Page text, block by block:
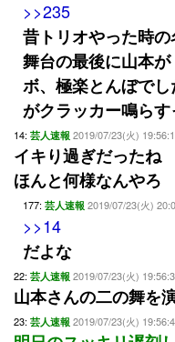
>>235
昔トリオやった時
舞台の最後に山本
ボ、極楽とんぼで
がクラッカー鳴ら
14: 芸人速報 2019/07/23(火)
イキり過ぎだったね
ほんと何様なんやろ
177: 芸人速報 2019/07/23(火)
>>14
だよな
22: 芸人速報 2019/07/23(火)
山本さんの二の舞を
23: 芸人速報 2019/07/23(火)